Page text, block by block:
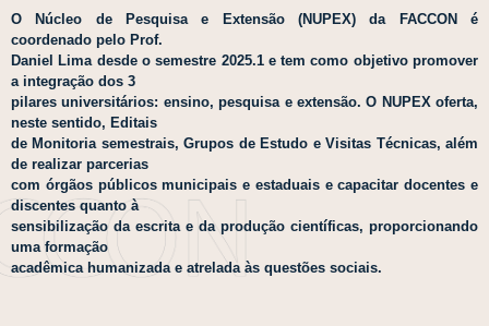
O Núcleo de Pesquisa e Extensão (NUPEX) da FACCON é
coordenado pelo Prof.
Daniel Lima desde o semestre 2025.1 e tem como objetivo promover
a integração dos 3
pilares universitários: ensino, pesquisa e extensão. O NUPEX oferta,
neste sentido, Editais
de Monitoria semestrais, Grupos de Estudo e Visitas Técnicas, além
de realizar parcerias
com órgãos públicos municipais e estaduais e capacitar docentes e
discentes quanto à
sensibilização da escrita e da produção científicas, proporcionando
uma formação
acadêmica humanizada e atrelada às questões sociais.